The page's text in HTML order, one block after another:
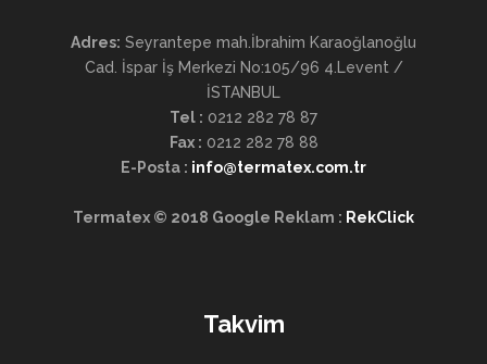
Adres: Seyrantepe mah.İbrahim Karaoğlanoğlu
Cad. İspar İş Merkezi No:105/96 4.Levent /
İSTANBUL
Tel : 0212 282 78 87
Fax : 0212 282 78 88
E-Posta : info@termatex.com.tr
Termatex © 2018 Google Reklam : RekClick
Takvim